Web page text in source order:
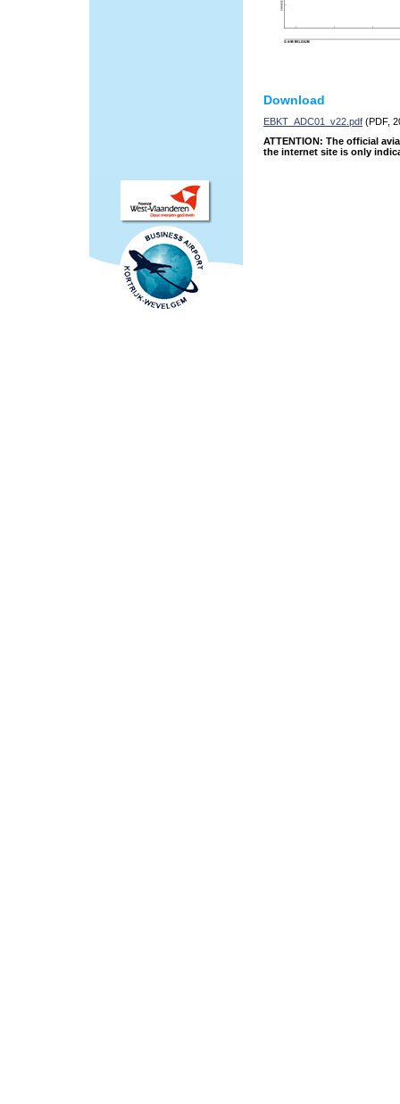
Download
EBKT_ADC01_v22.pdf (PDF,
ATTENTION: The official
the internet site is only